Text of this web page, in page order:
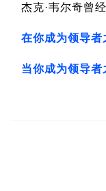
杰克·韦尔奇曾
在你成为领导者
当你成为领导者